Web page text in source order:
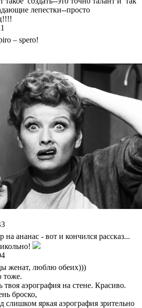
лепестки--просто
– spero!
на ананас - вот и кончился рассказ...
женат, люблю обеих)))
тоже.
аэрография на стене. Красиво.
броско,
слишком яркая аэрография зрительно